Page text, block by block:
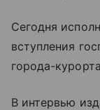
Сегодня
вступления
города-
В интервью